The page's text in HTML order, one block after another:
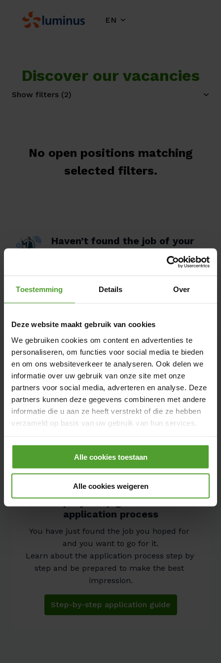
Toestemming Details Over
Deze website maakt gebruik van cookies
We gebruiken cookies om content en advertenties te
personaliseren, om functies voor social media te bieden
en om ons websiteverkeer te analyseren. Ook delen we
informatie over uw gebruik van onze site met onze
partners voor social media, adverteren en analyse. Deze
partners kunnen deze gegevens combineren met andere
informatie die u aan ze heeft verstrekt of die ze hebben
verzameld op basis van uw gebruik van hun services.
Door op de knop “Alle cookies weigeren” te klikken, kunt
u ervoor kiezen om alle cookies te weigeren, behalve de
noodzakelijke cookies. De noodzakelijke cookies zijn
nodig voor het goed functioneren van de website(s) en
Alle cookies toestaan
Alle cookies weigeren
content
Homepage EN
Discover our vacancies
Show filters (2)
No open positions matching
selected filters.
Haven’t found the job of your
dreams yet?
Feel free to share your resume with us!
Apply spontaneously
Tips and tricks when applying for
a job
Do you really want to get this job? Here are
three practical tips and tricks to make your
application a success or to learn something
Discover application tips & tricks
Step-by-step guide to the
application process
You have just found the job you hoped for
and you want to go for it.
Learn about the application process step by
step and be prepared to make the best
impression.
Step-by-step application guide